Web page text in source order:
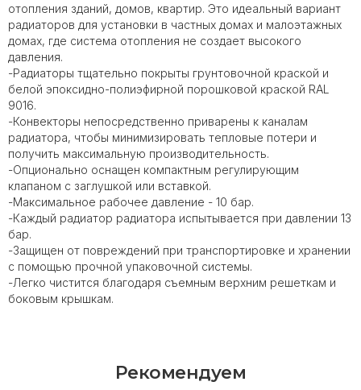
отопления зданий, домов, квартир. Это идеальный вариант
радиаторов для установки в частных домах и малоэтажных
домах, где система отопления не создает высокого
давления.
-Радиаторы тщательно покрыты грунтовочной краской и
белой эпоксидно-полиэфирной порошковой краской RAL
9016.
-Конвекторы непосредственно приварены к каналам
радиатора, чтобы минимизировать тепловые потери и
получить максимальную производительность.
-Опционально оснащен компактным регулирующим
клапаном с заглушкой или вставкой.
-Максимальное рабочее давление - 10 бар.
-Каждый радиатор радиатора испытывается при давлении 13
бар.
-Защищен от повреждений при транспортировке и хранении
с помощью прочной упаковочной системы.
-Легко чистится благодаря съемным верхним решеткам и
боковым крышкам.
Рекомендуем